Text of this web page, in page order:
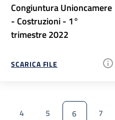
Congiuntura Unioncamere
- Costruzioni - 1°
trimestre 2022
SCARICA FILE
4 5 6 7